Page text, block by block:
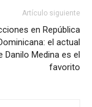
Artículo siguiente
en República
el actual
Danilo Medina es el
favorito